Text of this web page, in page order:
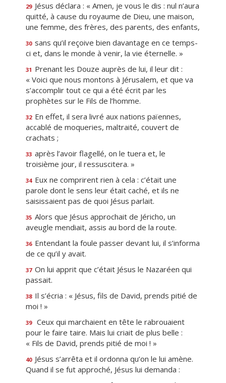
29 Jésus déclara : « Amen, je vous le dis : nul n’aura
quitté, à cause du royaume de Dieu, une maison,
une femme, des frères, des parents, des enfants,
30 sans qu’il reçoive bien davantage en ce temps-
ci et, dans le monde à venir, la vie éternelle. »
31 Prenant les Douze auprès de lui, il leur dit :
« Voici que nous montons à Jérusalem, et que va
s’accomplir tout ce qui a été écrit par les
prophètes sur le Fils de l’homme.
32 En effet, il sera livré aux nations païennes,
accablé de moqueries, maltraité, couvert de
crachats ;
33 après l’avoir flagellé, on le tuera et, le
troisième jour, il ressuscitera. »
34 Eux ne comprirent rien à cela : c’était une
parole dont le sens leur était caché, et ils ne
saisissaient pas de quoi Jésus parlait.
35 Alors que Jésus approchait de Jéricho, un
aveugle mendiait, assis au bord de la route.
36 Entendant la foule passer devant lui, il s’informa
de ce qu’il y avait.
37 On lui apprit que c’était Jésus le Nazaréen qui
passait.
38 Il s’écria : « Jésus, fils de David, prends pitié de
moi ! »
39
Ceux qui marchaient en tête le rabrouaient
pour le faire taire. Mais lui criait de plus belle :
« Fils de David, prends pitié de moi ! »
40 Jésus s’arrêta et il ordonna qu’on le lui amène.
Quand il se fut approché, Jésus lui demanda :